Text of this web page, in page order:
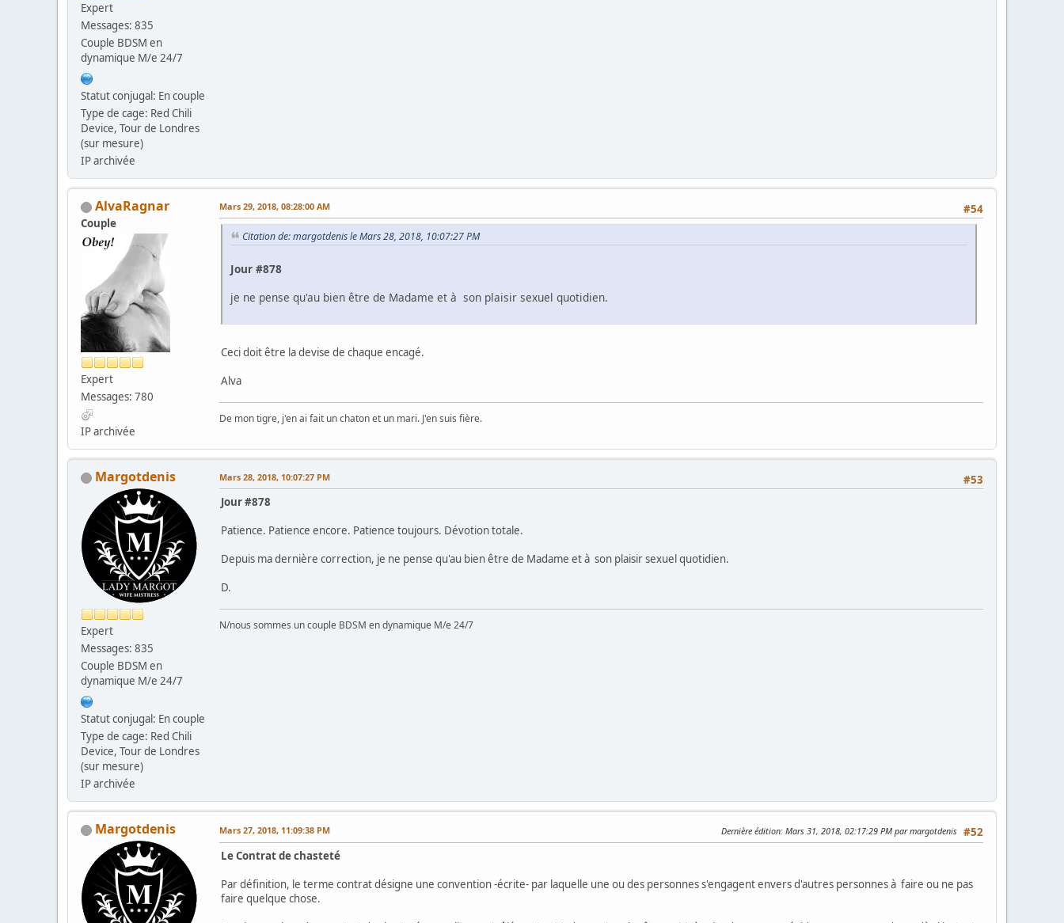
Expert
Messages: 835
Couple BDSM en
dynamique M/e 24/7
Statut conjugal: En couple
Type de cage: Red Chili
Device, Tour de Londres
(sur mesure)
IP archivée
AlvaRagnar
Couple
Expert
Messages: 780
IP archivée
#54
Mars 29, 2018, 08:28:00 AM
Citation de: margotdenis le Mars 28, 2018, 10:07:27 PM
Jour #878
je ne pense qu'au bien être de Madame et à son plaisir sexuel quotidien.
Ceci doit être la devise de chaque encagé.
Alva
De mon tigre, j'en ai fait un chaton et un mari. J'en suis fière.
Margotdenis
Expert
Messages: 835
Couple BDSM en
dynamique M/e 24/7
Statut conjugal: En couple
Type de cage: Red Chili
Device, Tour de Londres
(sur mesure)
IP archivée
#53
Mars 28, 2018, 10:07:27 PM
Jour #878
Patience. Patience encore. Patience toujours. Dévotion totale.
Depuis ma dernière correction, je ne pense qu'au bien être de Madame et à son plaisir sexuel quotidien.
D.
N/nous sommes un couple BDSM en dynamique M/e 24/7
Margotdenis #52
Mars 27, 2018, 11:09:38 PM Dernière édition: Mars 31, 2018, 02:17:29 PM par margotdenis
Le Contrat de chasteté
Par définition, le terme contrat désigne une convention -écrite- par laquelle une ou des personnes s'engagent envers d'autres personnes à faire ou ne pas
faire quelque chose.